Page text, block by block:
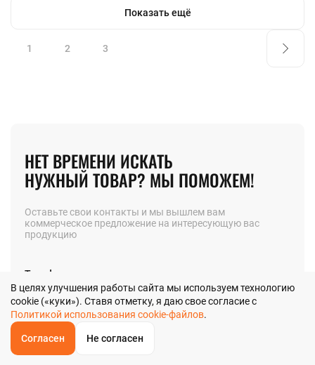
ОБРАТНЫЙЗВОНОК
Показать ещё
1 2 3
НЕТ ВРЕМЕНИ ИСКАТЬ
НУЖНЫЙ ТОВАР? МЫ ПОМОЖЕМ!
Оставьте свои контакты и мы вышлем вам
коммерческое предложение на интересующую вас
продукцию
Телефон
Главная
В целях улучшения работы сайта мы используем технологию
cookie («куки»). Ставя отметку, я даю свое согласие с
Политикой использования cookie-файлов.
Согласен Не согласен